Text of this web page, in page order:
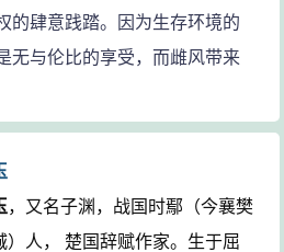
的肆意践踏。因为生存环境的
无与伦比的享受，而雌风带来
，又名子渊，战国时鄢（今襄樊
）人， 楚国辞赋作家。生于屈